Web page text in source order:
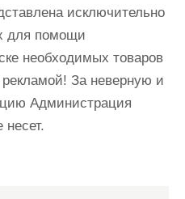
исключительно
для помощи
необходимых товаров
За неверную и
Администрация
несет.